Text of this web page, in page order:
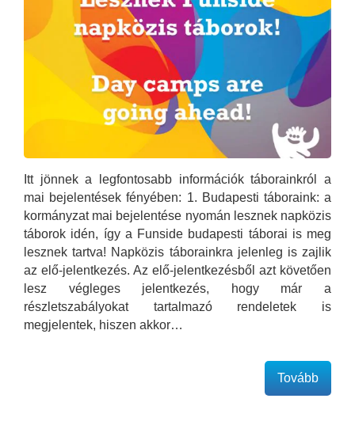
Itt jönnek a legfontosabb információk táborainkról a
mai bejelentések fényében: 1. Budapesti táboraink: a
kormányzat mai bejelentése nyomán lesznek napközis
táborok idén, így a Funside budapesti táborai is meg
lesznek tartva! Napközis táborainkra jelenleg is zajlik
az elő-jelentkezés. Az elő-jelentkezésből azt követően
lesz végleges jelentkezés, hogy már a
részletszabályokat tartalmazó rendeletek is
megjelentek, hiszen akkor…
Tovább